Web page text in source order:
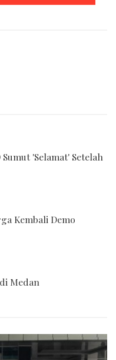
'Selamat' Setelah
Kembali Demo
Medan